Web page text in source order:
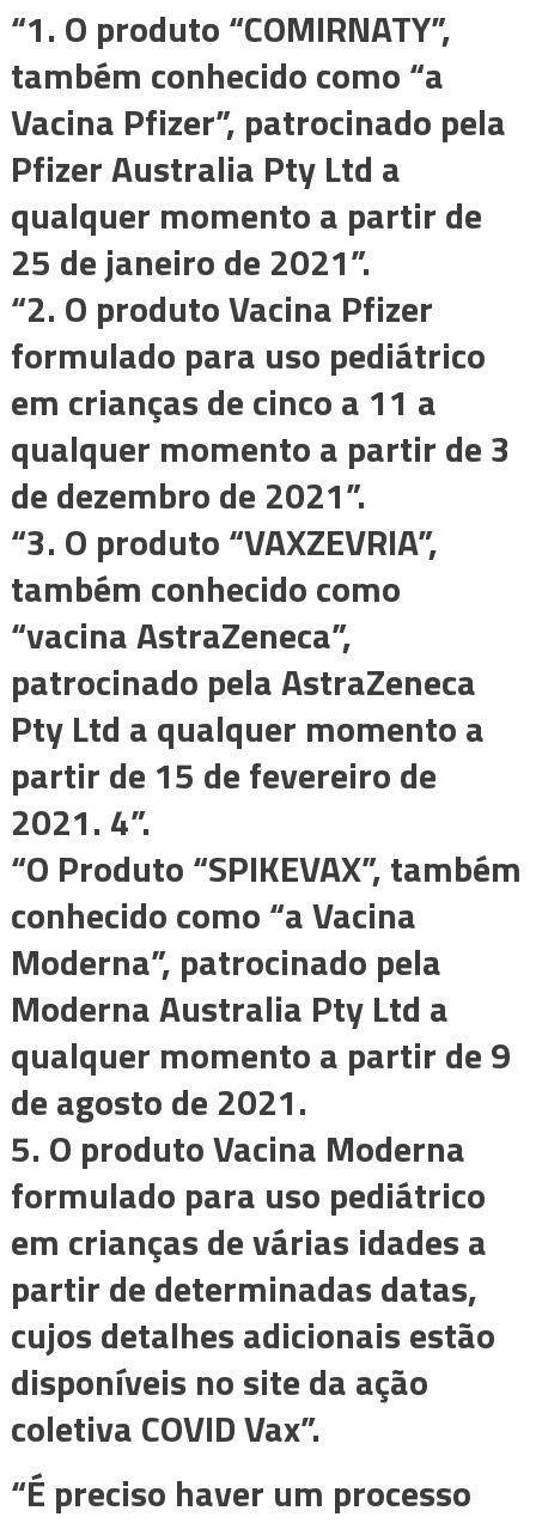
“1. O produto “COMIRNATY”,
também conhecido como “a
Vacina Pfizer”, patrocinado pela
Pfizer Australia Pty Ltd a
qualquer momento a partir de
25 de janeiro de 2021”.
“2. O produto Vacina Pfizer
formulado para uso pediátrico
em crianças de cinco a 11 a
qualquer momento a partir de 3
de dezembro de 2021”.
“3. O produto “VAXZEVRIA”,
também conhecido como
“vacina AstraZeneca”,
patrocinado pela AstraZeneca
Pty Ltd a qualquer momento a
partir de 15 de fevereiro de
2021. 4”.
“O Produto “SPIKEVAX”, também
conhecido como “a Vacina
Moderna”, patrocinado pela
Moderna Australia Pty Ltd a
qualquer momento a partir de 9
de agosto de 2021.
5. O produto Vacina Moderna
formulado para uso pediátrico
em crianças de várias idades a
partir de determinadas datas,
cujos detalhes adicionais estão
disponíveis no site da ação
coletiva COVID Vax”.
“É preciso haver um processo